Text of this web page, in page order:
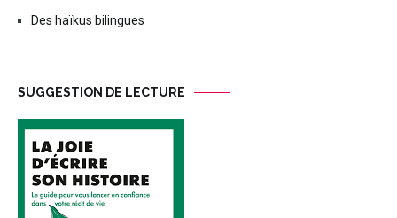
Des haïkus bilingues
SUGGESTION DE LECTURE